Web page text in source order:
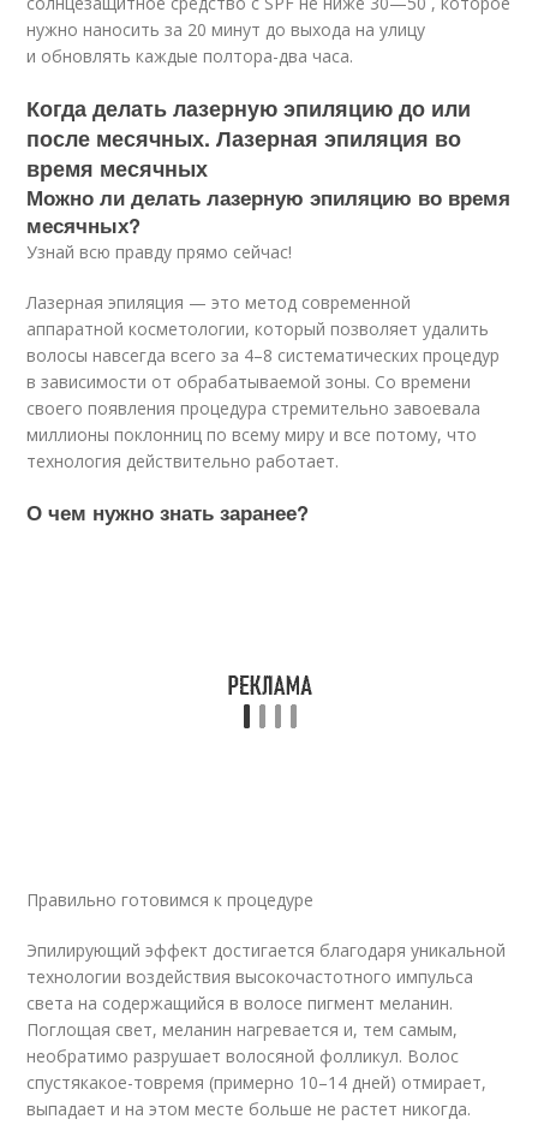
нужно наносить за 20 минут до выхода на улицу
и обновлять каждые полтора-два часа.
Когда делать лазерную эпиляцию до или
после месячных. Лазерная эпиляция во
время месячных
Можно ли делать лазерную эпиляцию во время
месячных?
Узнай всю правду прямо сейчас!
Лазерная эпиляция — это метод современной
аппаратной косметологии, который позволяет удалить
волосы навсегда всего за 4–8 систематических процедур
в зависимости от обрабатываемой зоны. Со времени
своего появления процедура стремительно завоевала
миллионы поклонниц по всему миру и все потому, что
технология действительно работает.
О чем нужно знать заранее?
Правильно готовимся к процедуре
Эпилирующий эффект достигается благодаря уникальной
технологии воздействия высокочастотного импульса
света на содержащийся в волосе пигмент меланин.
Поглощая свет, меланин нагревается и, тем самым,
необратимо разрушает волосяной фолликул. Волос
спустякакое-товремя (примерно 10–14 дней) отмирает,
выпадает и на этом месте больше не растет никогда.